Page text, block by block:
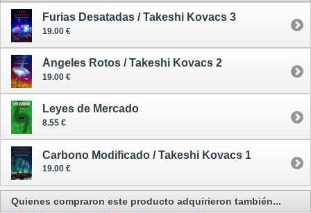
Furias Desatadas / Takeshi Kovacs 3
19.00 €
Ángeles Rotos / Takeshi Kovacs 2
19.00 €
Leyes de Mercado
8.55 €
Carbono Modificado / Takeshi Kovacs 1
19.00 €
Quienes compraron este producto adquirieron también...